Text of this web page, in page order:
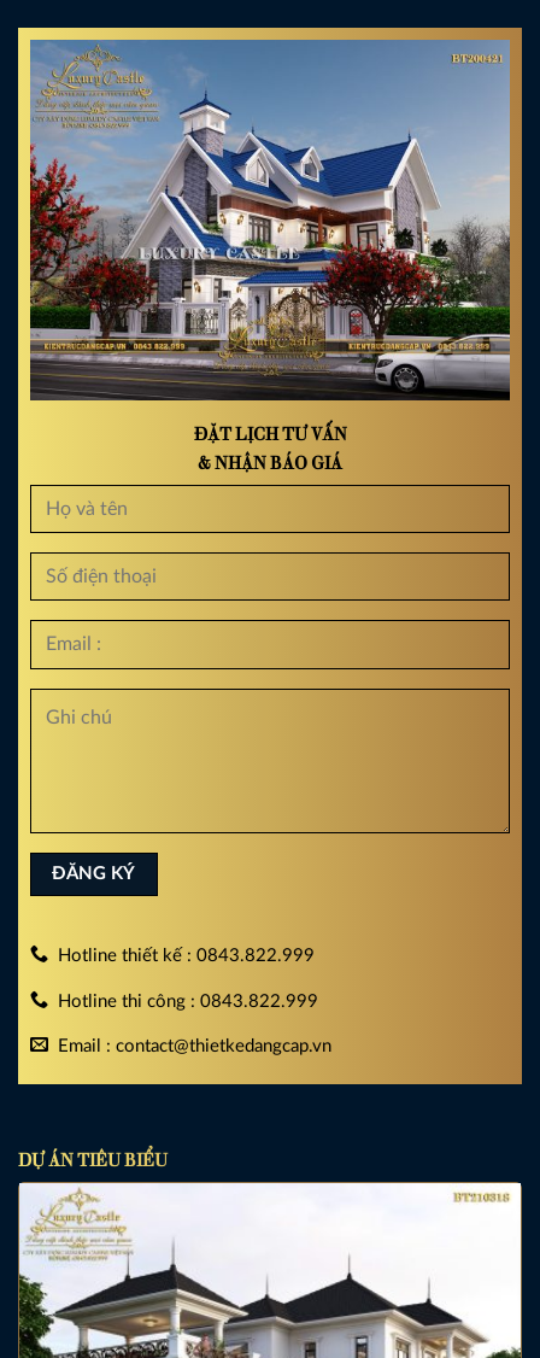
ĐẶT LỊCH TƯ VẤN
& NHẬN BÁO GIÁ
Hotline thiết kế : 0843.822.999
Hotline thi công : 0843.822.999
Email : contact@thietkedangcap.vn
DỰ ÁN TIÊU BIỂU